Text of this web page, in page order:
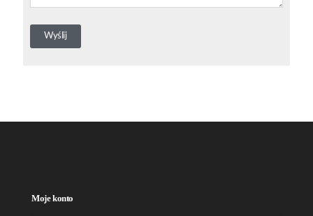
Moje konto